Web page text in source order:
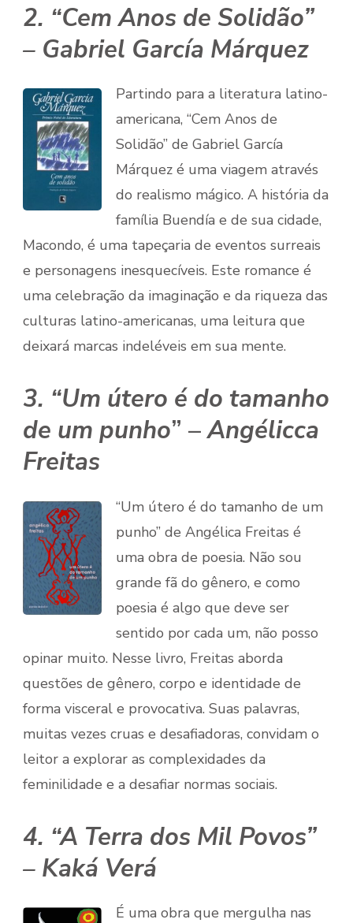
2. “Cem Anos de Solidão”
– Gabriel García Márquez
Partindo para a literatura latino-
americana, “Cem Anos de
Solidão” de Gabriel García
Márquez é uma viagem através
do realismo mágico. A história da
família Buendía e de sua cidade,
Macondo, é uma tapeçaria de eventos surreais
e personagens inesquecíveis. Este romance é
uma celebração da imaginação e da riqueza das
culturas latino-americanas, uma leitura que
deixará marcas indeléveis em sua mente.
3. “Um útero é do tamanho
de um punho” –Angélicca
Freitas
“Um útero é do tamanho de um
punho” de Angélica Freitas é
uma obra de poesia. Não sou
grande fã do gênero, e como
poesia é algo que deve ser
sentido por cada um, não posso
opinar muito. Nesse livro, Freitas aborda
questões de gênero, corpo e identidade de
forma visceral e provocativa. Suas palavras,
muitas vezes cruas e desafiadoras, convidam o
leitor a explorar as complexidades da
feminilidade e a desafiar normas sociais.
4. “A Terra dos Mil Povos”
– Kaká Verá
É uma obra que mergulha nas